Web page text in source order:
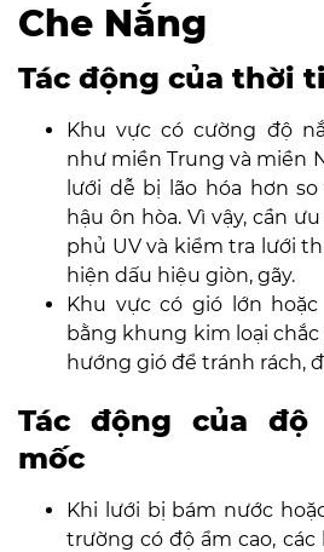
Che Nắng
Tác động của thời
Khu vực có cường độ
như miền Trung và miền
lưới dễ bị lão hóa hơn
hậu ôn hòa. Vì vậy, cần
phủ UV và kiểm tra lưới
hiện dấu hiệu giòn, gãy.
Khu vực có gió lớn
bằng khung kim loại
hướng gió để tránh rách,
Tác động của
mốc
Khi lưới bị bám nước
trường có độ ẩm cao, các